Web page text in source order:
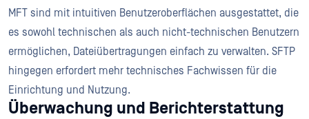
MFT sind mit intuitiven Benutzeroberflächen ausgestattet, die
es sowohl technischen als auch nicht-technischen Benutzern
ermöglichen, Dateiübertragungen einfach zu verwalten. SFTP
hingegen erfordert mehr technisches Fachwissen für die
Einrichtung und Nutzung.
Überwachung und Berichterstattung